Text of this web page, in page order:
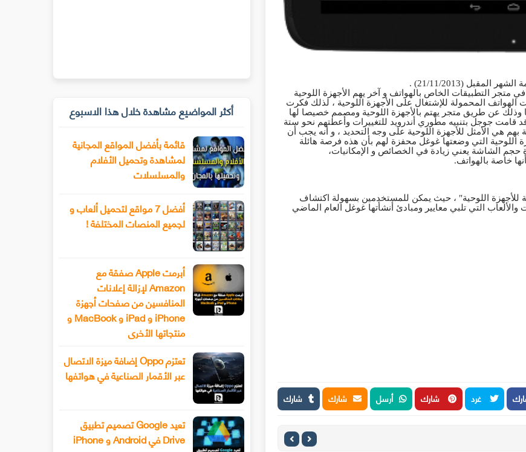
(21/11/2013) .
متجر التطبيقات الخاص بالهواتف و آخر يهم الأجهزة اللوحية
الهواتف المحمولة للإشتغال على الأجهزة اللوحية ، لذلك فكرت
عن طريق متجر يهتم بالأجهزة اللوحية ومصمم خصيصا لها
جوجل بتنبيه مطوري أندرويد للتغييرات وأعطتهم نحو ستة
هي الأمثل للأجهزة اللوحية على وجه التحديد ، و أنه يجب أن
التي وضعتها غوغل محفزة لهم بأن هذه فرصة هائلة
الشاشة يعني زيادة في الخصائص و الإمكانيات،
خاصة بالهواتف.
للأجهزة اللوحية" ، حيث يمكن للمستخدمين بسهولة اكتشاف
التي تلبي معايير ومبادئ أنشأتها غوغل
العام الماضي
غرد شارك أرسل شارك شارك
أكثر المواضيع مشاهدة خلال هذا الاسبوع
قائمة بأفضل المواقع المجانية
لمشاهدة وتحميل الأفلام
والمسلسلات
أفضل 7 مواقع لتحميل ألعاب و
لجميع المنصات المختلفة !
أبرمت Apple صفقة مع
Amazon لإزالة إعلانات
المنافسين من صفحات أجهزة
iPhone و iPad و MacBook و
منتجاتها الأخرى
تعتزم Oppo إضافة ميزة الاتصال
عبر الأقمار الصناعية في هواتفها
تعيد Google تصميم تطبيق
Drive في Android و iPhone